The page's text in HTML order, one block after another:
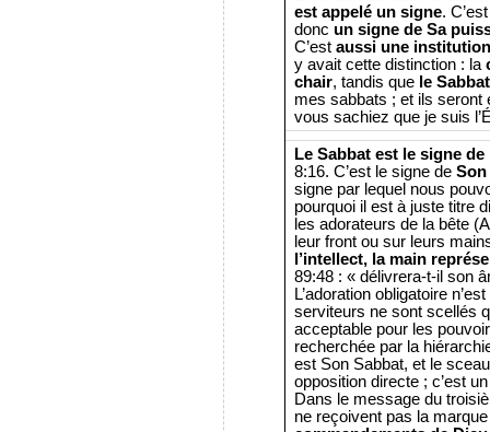
est appelé un signe.
donc un signe de Sa
C’est aussi une
y avait cette distinction : la
chair, tandis que le
mes sabbats ; et ils seront
vous sachiez que je suis
Le Sabbat est le signe
8:16. C’est le signe de Son
signe par lequel nous
pourquoi il est à juste titre
les adorateurs de la bête
leur front ou sur leurs
l’intellect, la main
89:48 : « délivrera-t-il son
L’adoration obligatoire
serviteurs ne sont scellés
acceptable pour les
recherchée par la
est Son Sabbat, et le
opposition directe ; c’est
Dans le message du
ne reçoivent pas la